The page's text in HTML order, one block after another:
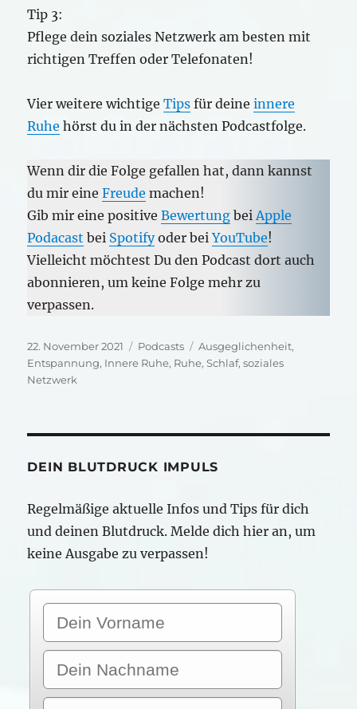
Tip 3:
Pflege dein soziales Netzwerk am besten mit
richtigen Treffen oder Telefonaten!
Vier weitere wichtigeTips für deineinnere
Ruhe hörst du in der nächsten Podcastfolge.
Wenn dir die Folge gefallen hat, dann kannst
du mir eineFreude machen!
Gib mir eine positiveBewertung beiApple
Podacast bei Spotifyoder beiYouTube!
Vielleicht möchtest Du den Podcast dort auch
abonnieren, um keine Folge mehr zu
verpassen.
Veröffentlicht
am
22. November 2021 Kategorien
Podcasts Schlagwörter
Ausgeglichenheit,
Entspannung, Innere Ruhe, Ruhe,Schlaf,soziales
Netzwerk
DEIN BLUTDRUCK IMPULS
Regelmäßige aktuelle Infos und Tips für dich
und deinen Blutdruck. Melde dich hier an, um
keine Ausgabe zu verpassen!